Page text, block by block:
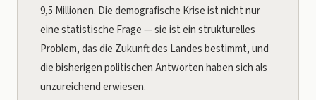
9,5 Millionen. Die demografische Krise ist nicht nur
eine statistische Frage — sie ist ein strukturelles
Problem, das die Zukunft des Landes bestimmt, und
die bisherigen politischen Antworten haben sich als
unzureichend erwiesen.